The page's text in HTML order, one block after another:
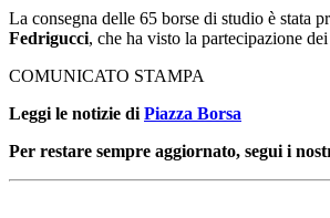
La consegna delle 65 borse di studio è stata
Fedrigucci, che ha visto la partecipazione
COMUNICATO STAMPA
Leggi le notizie di Piazza Borsa
Per restare sempre aggiornato, segui i